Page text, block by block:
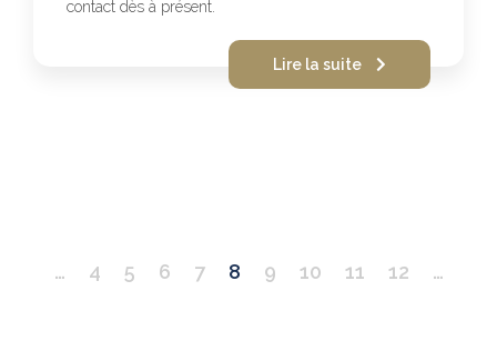
contact dès à présent.
Lire la suite
… 4 5 6 7 8 9 10 11 12 …